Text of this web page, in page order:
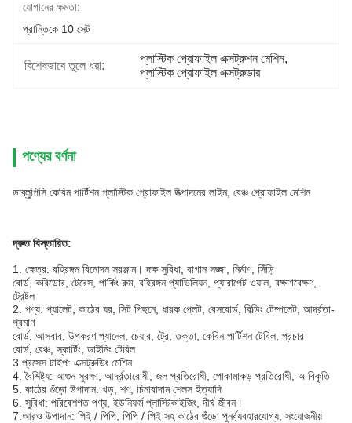
যোগানের ক্ষমতা:
প্রান্তিকে 10 সেট
বিশেষভাবে তুলে ধরা:
প্লাস্টিক প্রোফাইল এক্সট্রুশন মেশিন,
প্লাস্টিক প্রোফাইল এক্সট্রুডার
পণ্যের বর্ণনা
ডাব্লুপিসি কেবিন পার্টিশন প্লাস্টিক প্রোফাইল উত্পাদনের লাইন, বেঞ্চ প্রোফাইল মেশিন
দ্রুত বিস্তারিত:
1. ক্ষেত্র: বহিরঙ্গন বিনোদন সরঞ্জাম। দক্ষ সুবিধা, বাগান সজ্জা, নির্মাণ, সিঁড়ি
বোর্ড, করিডোর, টেরেস, পার্কিং রুম, বহিরঙ্গন প্যাভিলিয়ন, প্যারাপেট ওয়াল, রক্ষণাবেক্ষণ,
ট্রেষ্টল
2. পণ্য: প্যালেট, কাঠের ঘর, সিট পিছনে, ধারক প্লেট, বেসবোর্ড, বিল্ডিং টেম্পলেট, আর্দ্রতা-
প্রমাণ
বোর্ড, আসবাব, উপকরণ প্যানেল, চেয়ার, ট্রে, তক্তা, কেবিন পার্টিশন টেবিল, প্রচার
বোর্ড, বেঞ্চ, স্কার্টিং, ডাইনিং টেবিল
3.প্রসেস টাইপ: এক্সট্রুডিং মেশিন
4. বৈশিষ্ট্য: আগুন সুরক্ষা, আর্দ্রতারোধী, জল প্রতিরোধী, পোকামাকড় প্রতিরোধী, অ বিকৃতি
5. কাঠের গুঁড়ো উপাদান: খড়, শণ, চিনাবাদাম শেলস ইত্যাদি
6. সুবিধা: পরিবেশগত পণ্য, ইউনিফর্ম প্লাস্টিকাইজিং, দীর্ঘ জীবন।
7.আরও উপাদান: পিই / পিপি, পিপি / পিই সহ কাঠের গুঁড়ো পুনর্ব্যবহারযোগ্য, সংযোজনীয়